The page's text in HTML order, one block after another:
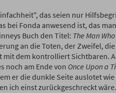
das seien nur
bei Fonda anwesend ist, das man
Buch den Titel: The Man Who
an die Toten, der Zweifel, die
mit dem kontrolliert Sichtbaren.
noch am Ende von Once Upon a
er die dunkle Seite auslotet wie
ich einst zurückgeschreckt